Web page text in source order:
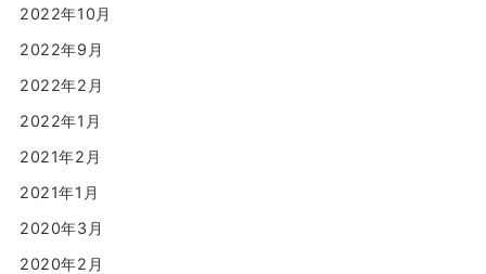
2022年10月
2022年9月
2022年2月
2022年1月
2021年2月
2021年1月
2020年3月
2020年2月